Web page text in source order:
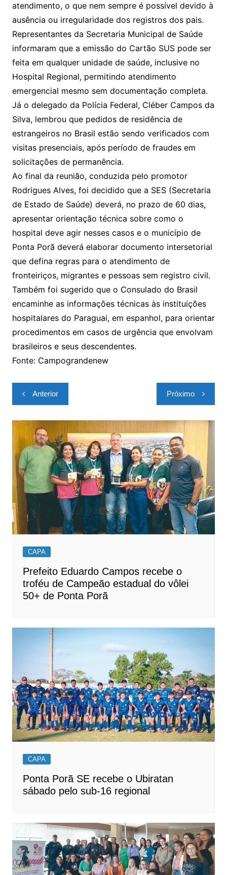
atendimento, o que nem sempre é possível devido à
ausência ou irregularidade dos registros dos pais.
Representantes da Secretaria Municipal de Saúde
informaram que a emissão do Cartão SUS pode ser
feita em qualquer unidade de saúde, inclusive no
Hospital Regional, permitindo atendimento
emergencial mesmo sem documentação completa.
Já o delegado da Polícia Federal, Cléber Campos da
Silva, lembrou que pedidos de residência de
estrangeiros no Brasil estão sendo verificados com
visitas presenciais, após período de fraudes em
solicitações de permanência.
Ao final da reunião, conduzida pelo promotor
Rodrigues Alves, foi decidido que a SES (Secretaria
de Estado de Saúde) deverá, no prazo de 60 dias,
apresentar orientação técnica sobre como o
hospital deve agir nesses casos e o município de
Ponta Porã deverá elaborar documento intersetorial
que defina regras para o atendimento de
fronteiriços, migrantes e pessoas sem registro civil.
Também foi sugerido que o Consulado do Brasil
encaminhe as informações técnicas às instituições
hospitalares do Paraguai, em espanhol, para orientar
procedimentos em casos de urgência que envolvam
brasileiros e seus descendentes.
Fonte: Campograndenew
Navegação
de
Post
Anterior Próximo
CAPA
Prefeito Eduardo Campos recebe o
troféu de Campeão estadual do vôlei
50+ de Ponta Porã
CAPA
Ponta Porã SE recebe o Ubiratan
sábado pelo sub-16 regional